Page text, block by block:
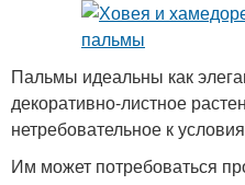
Пальмы идеальны как
декоративно-листное
нетребовательное к
Им может потребоваться